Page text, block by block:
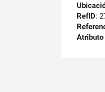
RefID:
Atributo